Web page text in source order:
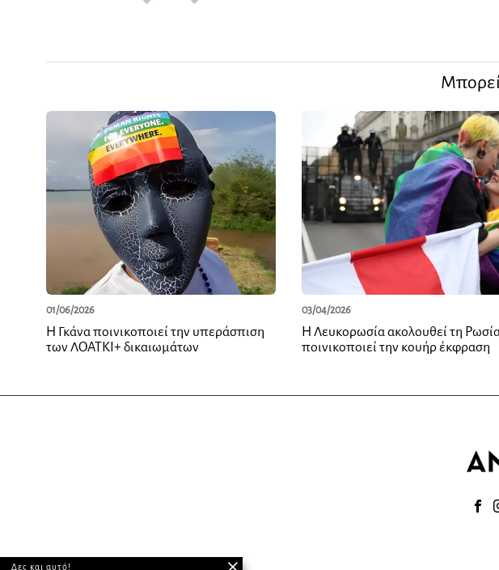
01/06/2026
Η Γκάνα ποινικοποιεί την υπεράσπιση
των ΛΟΑΤΚΙ+ δικαιωμάτων
03/04/2026
Η Λευκορωσία ακολουθεί τη
ποινικοποιεί την κουήρ έκφραση
Δες και αυτό!